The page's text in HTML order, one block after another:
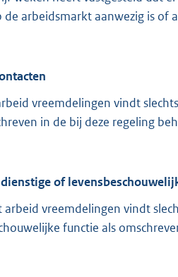
arbeidsmarkt aanwezig is of
vreemdelingen vindt
in de bij deze regeling
of
vreemdelingen vindt
functie als